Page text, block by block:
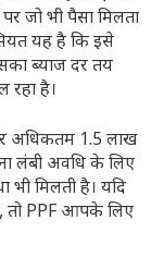
जो भी पैसा मिलता
यह है कि इसे
ब्याज दर तय
रहा है।
अधिकतम 1.5 लाख
लंबी अवधि के लिए
मिलती है। यदि
तो PPF आपके लिए